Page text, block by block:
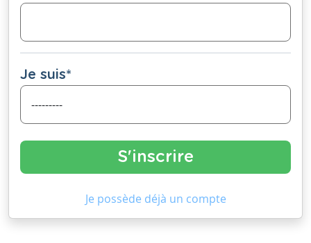
Je suis*
Je possède déjà un compte